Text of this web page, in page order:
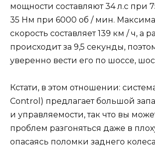
мощности составляют 34 л.с при
35 Нм при 6000 об / мин.
скорость составляет 139 км / ч, а
происходит за 9,5 секунды,
уверенно вести его по шоссе,
Кстати, в этом отношении:
Control) предлагает большой
и управляемости, так что вы
проблем разгоняться даже в
опасаясь поломки заднего